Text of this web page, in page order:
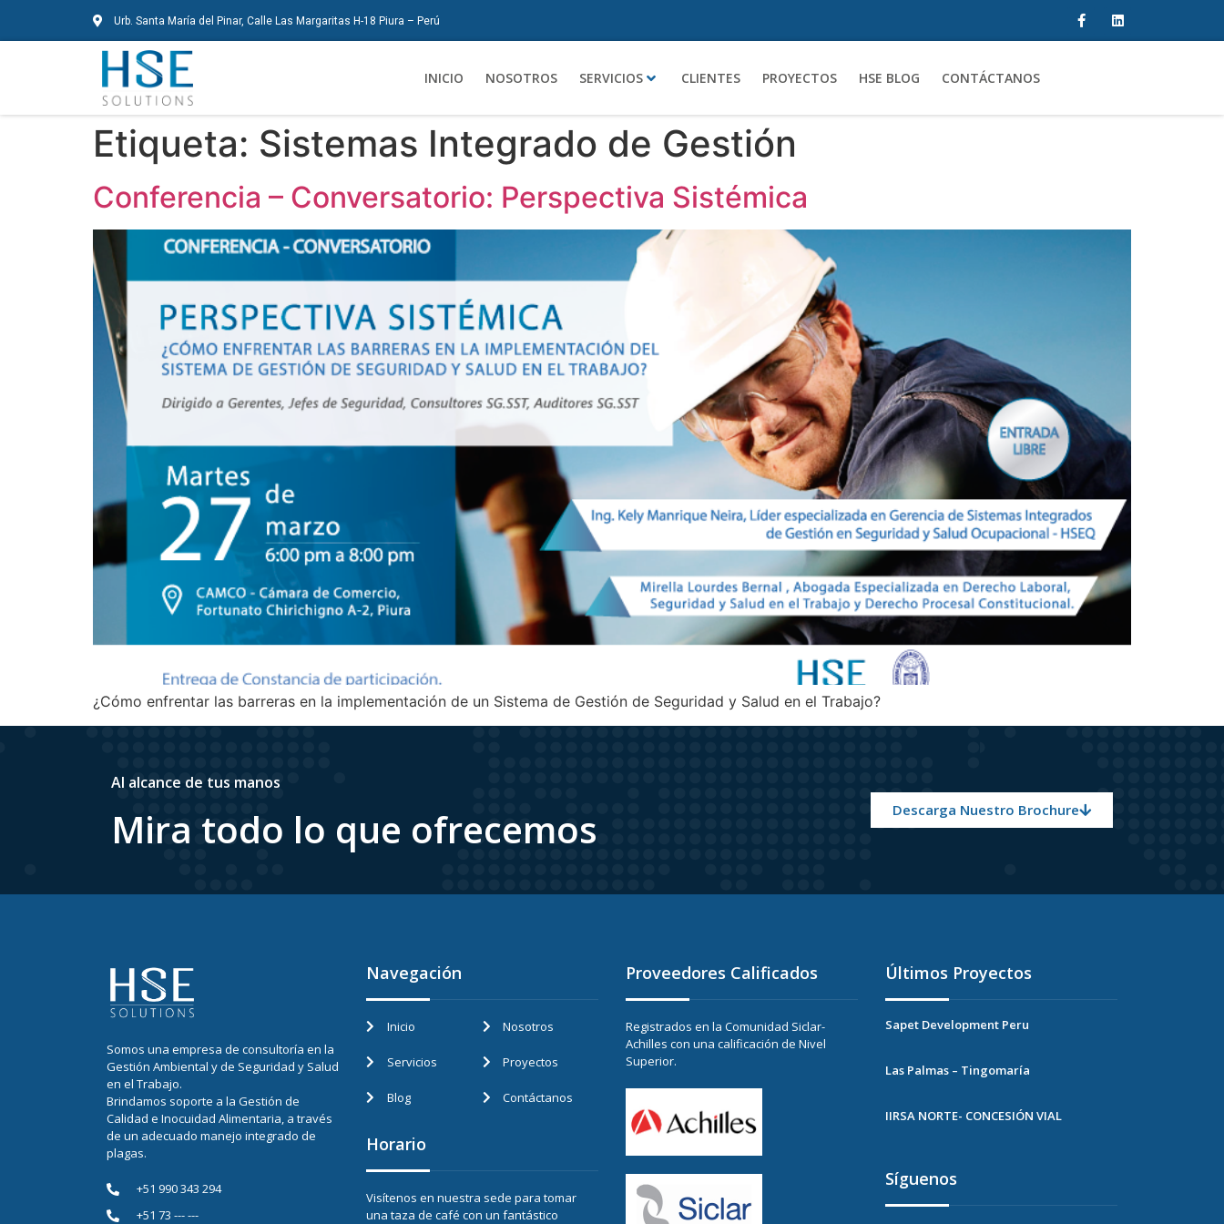
Urb. Santa María del Pinar, Calle Las Margaritas H-18 Piura – Perú
INICIO NOSOTROS SERVICIOS CLIENTES PROYECTOS HSE BLOG CONTÁCTANOS
Etiqueta: Sistemas Integrado de Gestión
Conferencia – Conversatorio: Perspectiva Sistémica
¿Cómo enfrentar las barreras en la implementación de un Sistema de Gestión de Seguridad y Salud en el Trabajo?
Al alcance de tus manos
Mira todo lo que ofrecemos Descarga Nuestro Brochure
Somos una empresa de consultoría en la
Gestión Ambiental y de Seguridad y Salud
en el Trabajo.
Brindamos soporte a la Gestión de
Calidad e Inocuidad Alimentaria, a través
de un adecuado manejo integrado de
plagas.
+51 990 343 294
+51 73 --- ---
Navegación
Inicio
Servicios
Blog
Nosotros
Proyectos
Contáctanos
Horario
Visítenos en nuestra sede para tomar
una taza de café con un fantástico
Proveedores Calificados
Registrados en la Comunidad Siclar-
Achilles con una calificación de Nivel
Superior.
Últimos Proyectos
Sapet Development Peru
Las Palmas – Tingomaría
IIRSA NORTE- CONCESIÓN VIAL
Síguenos